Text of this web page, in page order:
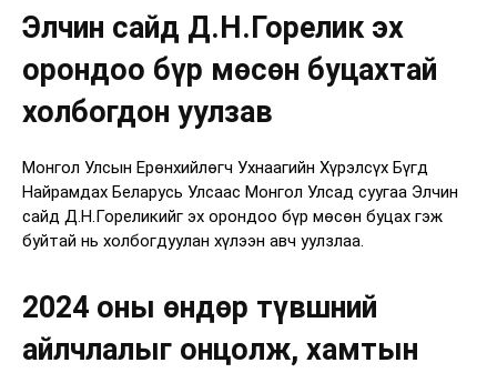
Элчин сайд Д.Н.Горелик эх
орондоо бүр мөсөн буцахтай
холбогдон уулзав
Монгол Улсын Ерөнхийлөгч Ухнаагийн Хүрэлсүх Бүгд
Найрамдах Беларусь Улсаас Монгол Улсад суугаа Элчин
сайд Д.Н.Гореликийг эх орондоо бүр мөсөн буцах гэж
буйтай нь холбогдуулан хүлээн авч уулзлаа.
2024 оны өндөр түвшний
айлчлалыг онцолж, хамтын